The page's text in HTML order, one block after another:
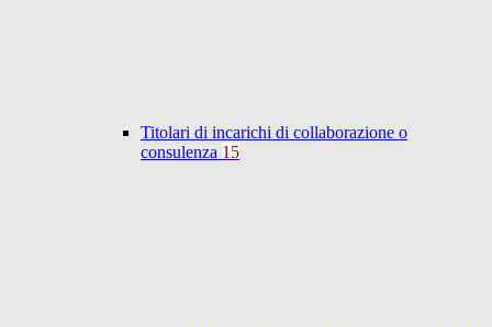
Titolari di incarichi di collaborazione o
consulenza 15